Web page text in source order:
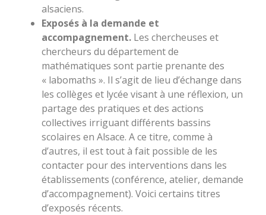
alsaciens.
Exposés à la demande et
accompagnement. Les chercheuses et
chercheurs du département de
mathématiques sont partie prenante des
« labomaths ». Il s’agit de lieu d’échange dans
les collèges et lycée visant à une réflexion, un
partage des pratiques et des actions
collectives irriguant différents bassins
scolaires en Alsace. A ce titre, comme à
d’autres, il est tout à fait possible de les
contacter pour des interventions dans les
établissements (conférence, atelier, demande
d’accompagnement). Voici certains titres
d’exposés récents.